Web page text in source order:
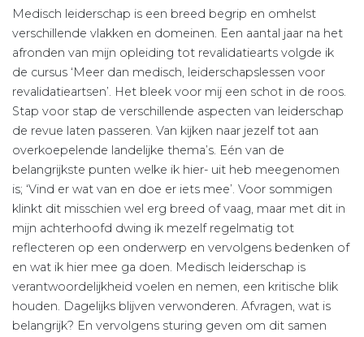
Medisch leiderschap is een breed begrip en omhelst
verschillende vlakken en domeinen. Een aantal jaar na het
afronden van mijn opleiding tot revalidatiearts volgde ik
de cursus ‘Meer dan medisch, leiderschapslessen voor
revalidatieartsen’. Het bleek voor mij een schot in de roos.
Stap voor stap de verschillende aspecten van leiderschap
de revue laten passeren. Van kijken naar jezelf tot aan
overkoepelende landelijke thema’s. Eén van de
belangrijkste punten welke ik hier- uit heb meegenomen
is; ‘Vind er wat van en doe er iets mee’. Voor sommigen
klinkt dit misschien wel erg breed of vaag, maar met dit in
mijn achterhoofd dwing ik mezelf regelmatig tot
reflecteren op een onderwerp en vervolgens bedenken of
en wat ik hier mee ga doen. Medisch leiderschap is
verantwoordelijkheid voelen en nemen, een kritische blik
houden. Dagelijks blijven verwonderen. Afvragen, wat is
belangrijk? En vervolgens sturing geven om dit samen